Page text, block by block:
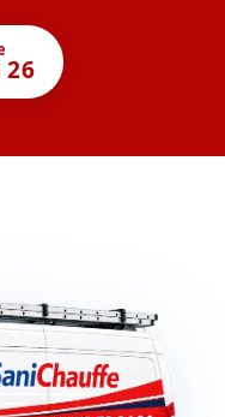
26